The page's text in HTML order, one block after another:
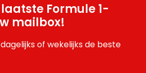
Formule 1-
mailbox!
of wekelijks de beste